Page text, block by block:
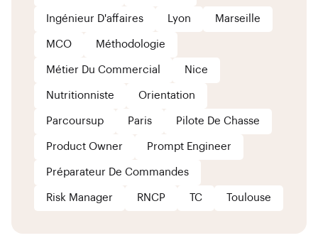
Ingénieur D'affaires Lyon Marseille
MCO Méthodologie
Métier Du Commercial Nice
Nutritionniste Orientation
Parcoursup Paris Pilote De Chasse
Product Owner Prompt Engineer
Préparateur De Commandes
Risk Manager RNCP TC Toulouse